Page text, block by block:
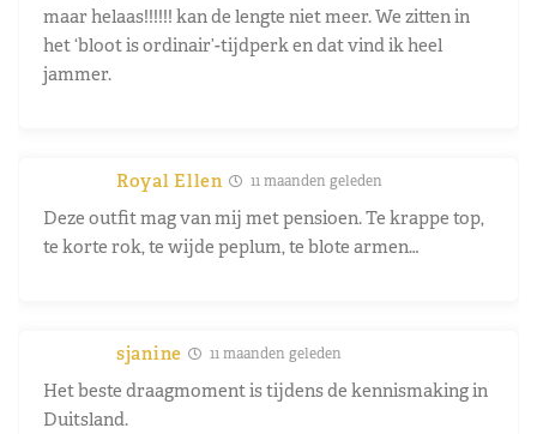
maar helaas!!!!!! kan de lengte niet meer. We zitten in
het ‘bloot is ordinair’-tijdperk en dat vind ik heel
jammer.
Royal Ellen 11 maanden geleden
Deze outfit mag van mij met pensioen. Te krappe top,
te korte rok, te wijde peplum, te blote armen…
sjanine 11 maanden geleden
Het beste draagmoment is tijdens de kennismaking in
Duitsland.